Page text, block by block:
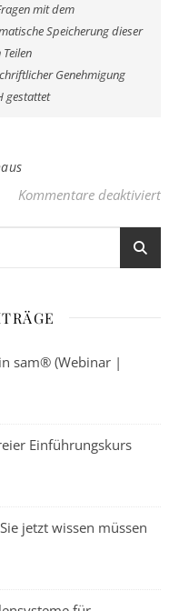
mit dem
Speicherung dieser
Genehmigung
gestattet
Kommentare deaktiviertfür
sam® (Webinar |
Einführungskurs
jetzt wissen müssen